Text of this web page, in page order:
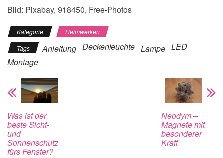
Bild: Pixabay, 918450, Free-Photos
Kategorie
Heimwerken
Tags
Anleitung Deckenleuchte Lampe LED
Montage
Was ist der
beste Sicht-
und
Sonnenschutz
fürs Fenster?
Neodym –
Magnete mit
besonderer
Kraft